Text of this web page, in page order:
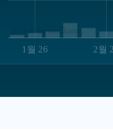
1월 26 2월
JS chart by amCharts